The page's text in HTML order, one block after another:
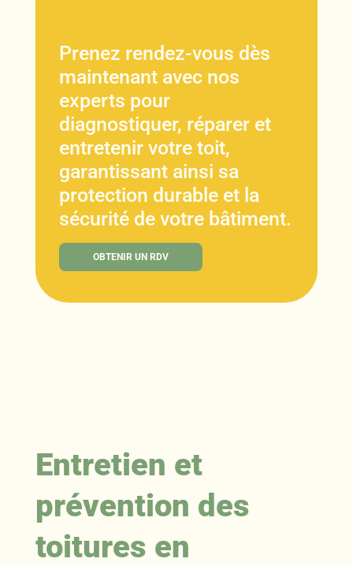
Prenez rendez-vous dès
maintenant avec nos
experts pour
diagnostiquer, réparer et
entretenir votre toit,
garantissant ainsi sa
protection durable et la
sécurité de votre bâtiment.
OBTENIR UN RDV
Entretien et
prévention des
toitures en